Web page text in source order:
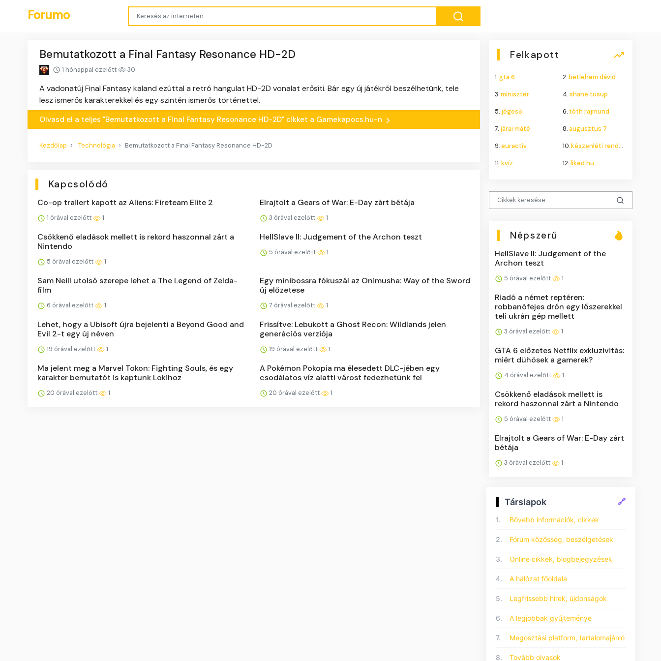
Forumo
Bemutatkozott a Final Fantasy Resonance HD-2D
1 hónappal ezelőtt 30
A vadonatúj Final Fantasy kaland ezúttal a retró hangulat HD-2D vonalat erősíti. Bár egy új játékról beszélhetünk, tele
lesz ismerős karakterekkel és egy szintén ismerős történettel.
Olvasd el a teljes "Bemutatkozott a Final Fantasy Resonance HD-2D" cikket a Gamekapocs.hu-n
Kezdőlap Technológia Bemutatkozott a Final Fantasy Resonance HD-2D
Kapcsolódó
Co-op trailert kapott az Aliens: Fireteam Elite 2
1 órával ezelőtt 1
Elrajtolt a Gears of War: E-Day zárt bétája
3 órával ezelőtt 1
Csökkenő eladások mellett is rekord haszonnal zárt a
Nintendo
5 órával ezelőtt 1
HellSlave II: Judgement of the Archon teszt
5 órával ezelőtt 1
Sam Neill utolsó szerepe lehet a The Legend of Zelda-
film
6 órával ezelőtt 1
Egy minibossra fókuszál az Onimusha: Way of the Sword
új előzetese
7 órával ezelőtt 1
Lehet, hogy a Ubisoft újra bejelenti a Beyond Good and
Evil 2-t egy új néven
19 órával ezelőtt 1
Frissítve: Lebukott a Ghost Recon: Wildlands jelen
generációs verziója
19 órával ezelőtt 1
Ma jelent meg a Marvel Tokon: Fighting Souls, és egy
karakter bemutatót is kaptunk Lokihoz
20 órával ezelőtt 1
A Pokémon Pokopia ma élesedett DLC-jében egy
csodálatos víz alatti várost fedezhetünk fel
20 órával ezelőtt 1
Felkapott
1.gta 6 2.betlehem dávid
3.miniszter 4.shane tusup
5. jégeső 6. tóth rajmund
7. járai máté 8.augusztus 7
9.euractiv 10.készenléti rendőrség
11.kvíz 12.liked.hu
Népszerű
HellSlave II: Judgement of the
Archon teszt
5 órával ezelőtt 1
Riadó a német reptéren:
robbanófejes drón egy lőszerekkel
teli ukrán gép mellett
3 órával ezelőtt 1
GTA 6 előzetes Netflix exkluzivitás:
miért dühösek a gamerek?
4 órával ezelőtt 1
Csökkenő eladások mellett is
rekord haszonnal zárt a Nintendo
5 órával ezelőtt 1
Elrajtolt a Gears of War: E-Day zárt
bétája
3 órával ezelőtt 1
Társlapok 🔗
1. Bővebb információk, cikkek
2. Fórum közösség, beszélgetések
3. Online cikkek, blogbejegyzések
4. A hálózat főoldala
5. Legfrissebb hírek, újdonságok
6. A legjobbak gyűjteménye
7. Megosztási platform, tartalomajánló
8. Tovább olvasok